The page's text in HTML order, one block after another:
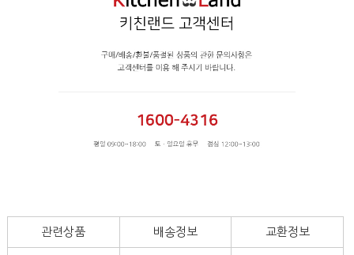
관련상품 배송정보 교환정보